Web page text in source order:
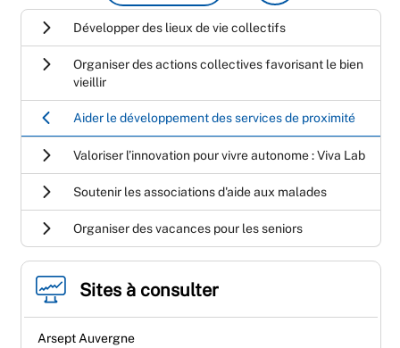
Développer des lieux de vie collectifs
Organiser des actions collectives favorisant le bien
vieillir
Aider le développement des services de proximité
Valoriser l’innovation pour vivre autonome : Viva Lab
Soutenir les associations d'aide aux malades
Organiser des vacances pour les seniors
Sites à consulter
Arsept Auvergne